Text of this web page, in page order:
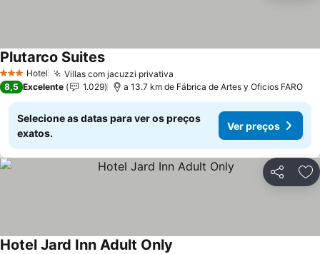
3 EstrelasHotel Villas com jacuzzi privativa
Plutarco SuitesVer preços
8,5 Excelente 1.029 a 13.7 km de Fábrica de Artes y Oficios FARO
Selecione as datas para ver os preços
exatos.
Ver preços
Partilhar
Hotel Jard Inn Adult Only